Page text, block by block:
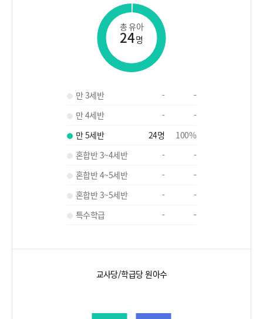
총 유아
24명
만 3세반 -
-
만 4세반
-
-
만 5세반
24명 100%
혼합반 3~4세반
-
-
혼합반 4~5세반
-
-
혼합반 3~5세반
-
-
특수학급
- -
교사당/학급당 원아수